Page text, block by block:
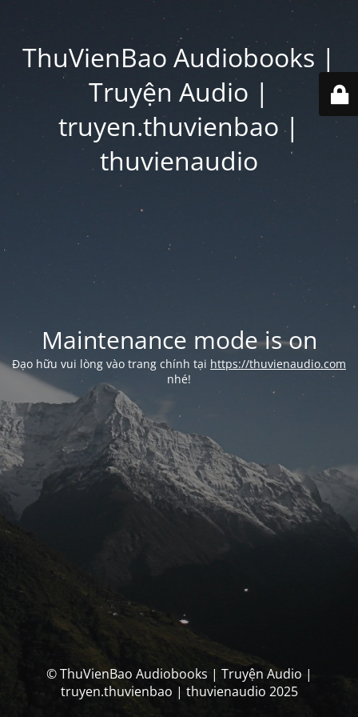
ThuVienBao Audiobooks |
Truyện Audio |
truyen.thuvienbao |
thuvienaudio
Maintenance mode is on
Đạo hữu vui lòng vào trang chính tại https://thuvienaudio.com
nhé!
© ThuVienBao Audiobooks | Truyện Audio |
truyen.thuvienbao | thuvienaudio 2025